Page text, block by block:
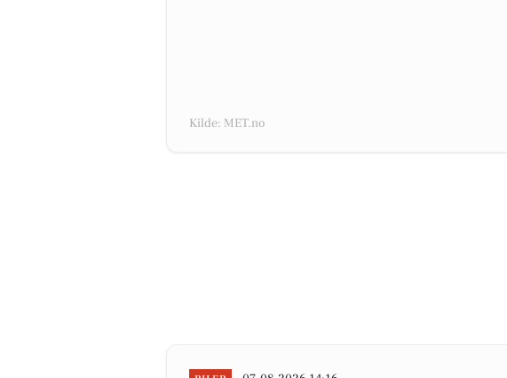
Kilde: MET.no